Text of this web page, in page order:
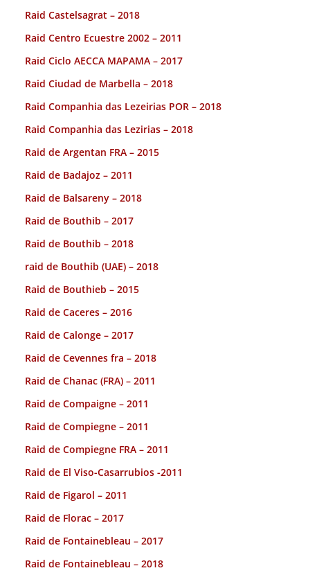
Raid Castelsagrat – 2018
Raid Centro Ecuestre 2002 – 2011
Raid Ciclo AECCA MAPAMA – 2017
Raid Ciudad de Marbella – 2018
Raid Companhia das Lezeirias POR – 2018
Raid Companhia das Lezirias – 2018
Raid de Argentan FRA – 2015
Raid de Badajoz – 2011
Raid de Balsareny – 2018
Raid de Bouthib – 2017
Raid de Bouthib – 2018
raid de Bouthib (UAE) – 2018
Raid de Bouthieb – 2015
Raid de Caceres – 2016
Raid de Calonge – 2017
Raid de Cevennes fra – 2018
Raid de Chanac (FRA) – 2011
Raid de Compaigne – 2011
Raid de Compiegne – 2011
Raid de Compiegne FRA – 2011
Raid de El Viso-Casarrubios -2011
Raid de Figarol – 2011
Raid de Florac – 2017
Raid de Fontainebleau – 2017
Raid de Fontainebleau – 2018